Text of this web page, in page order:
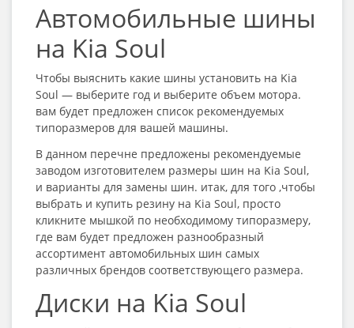
Автомобильные шины
на Kia Soul
Чтобы выяснить какие шины установить на Kia
Soul — выберите год и выберите объем мотора.
вам будет предложен список рекомендуемых
типоразмеров для вашей машины.
В данном перечне предложены рекомендуемые
заводом изготовителем размеры шин на Kia Soul,
и варианты для замены шин. итак, для того ,чтобы
выбрать и купить резину на Kia Soul, просто
кликните мышкой по необходимому типоразмеру,
где вам будет предложен разнообразный
ассортимент автомобильных шин самых
различных брендов соответствующего размера.
Диски на Kia Soul